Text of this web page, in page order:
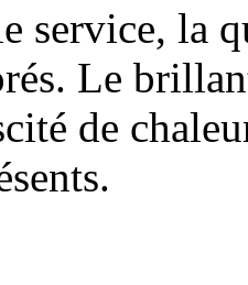
service, la
Le
de